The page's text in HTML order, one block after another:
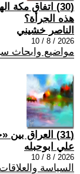
(30) اتفاق
هذه الجرأة؟
الناصر خشيني
2026 / 8 / 10
مواضيع وابحاث
(31) العراق بين «حتمية الرد» وحسابات الدولة
علي ابوحبله
2026 / 8 / 10
السياسة